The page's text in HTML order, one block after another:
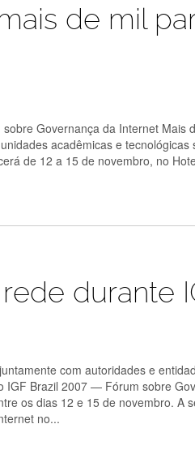
de mil
Governança da Internet Mais
acadêmicas e tecnológicas
de 12 a 15 de novembro, no
durante
com autoridades e
IGF Brazil 2007 — Fórum sobre
os dias 12 e 15 de novembro. A
no...